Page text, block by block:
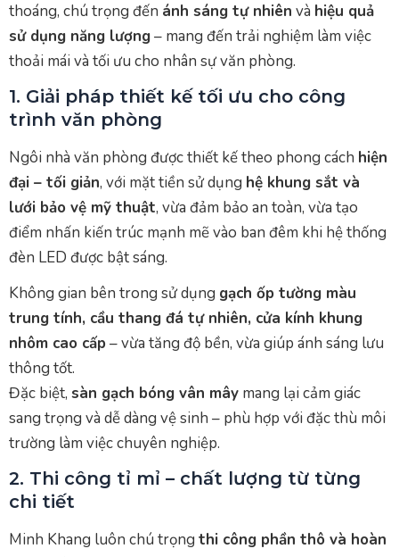
thoáng, chú trọng đến ánh sáng tự nhiên và hiệu quả
sử dụng năng lượng– mang đến trải nghiệm làm việc
thoải mái và tối ưu cho nhân sự văn phòng.
1. Giải pháp thiết kế tối ưu cho công
trình văn phòng
Ngôi nhà văn phòng được thiết kế theo phong cách hiện
đại – tối giản, với mặt tiền sử dụng hệ khung sắt và
lưới bảo vệ mỹ thuật, vừa đảm bảo an toàn, vừa tạo
điểm nhấn kiến trúc mạnh mẽ vào ban đêm khi hệ thống
đèn LED được bật sáng.
Không gian bên trong sử dụng gạch ốp tường màu
trung tính, cầu thang đá tự nhiên, cửa kính khung
nhôm cao cấp– vừa tăng độ bền, vừa giúp ánh sáng lưu
thông tốt.
Đặc biệt, sàn gạch bóng vân mây mang lại cảm giác
sang trọng và dễ dàng vệ sinh – phù hợp với đặc thù môi
trường làm việc chuyên nghiệp.
2. Thi công tỉ mỉ – chất lượng từ từng
chi tiết
Minh Khang luôn chú trọng thi công phần thô và hoàn